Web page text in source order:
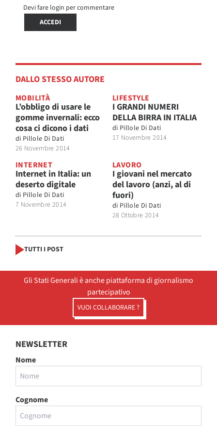
Devi fare login per commentare
ACCEDI
DALLO STESSO AUTORE
MOBILITÀ
L’obbligo di usare le
gomme invernali: ecco
cosa ci dicono i dati
di Pillole Di Dati
26 Novembre 2014
LIFESTYLE
I GRANDI NUMERI
DELLA BIRRA IN ITALIA
di Pillole Di Dati
17 Novembre 2014
INTERNET
Internet in Italia: un
deserto digitale
di Pillole Di Dati
7 Novembre 2014
LAVORO
I giovani nel mercato
del lavoro (anzi, al di
fuori)
di Pillole Di Dati
28 Ottobre 2014
TUTTI I POST
Gli Stati Generali è anche piattaforma di giornalismo
partecipativo
VUOI COLLABORARE ?
NEWSLETTER
Nome
Cognome